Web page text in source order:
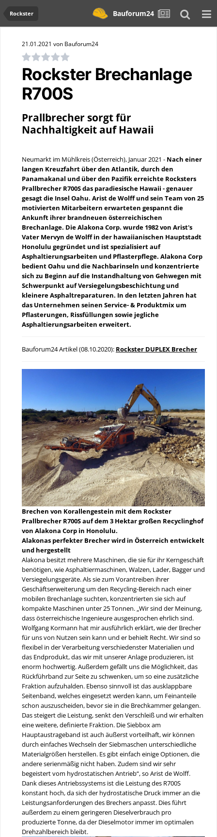
Rockster Bauforum24
21.01.2021 von Bauforum24
Rockster Brechanlage
R700S
Prallbrecher sorgt für
Nachhaltigkeit auf Hawaii
Neumarkt im Mühlkreis (Österreich), Januar 2021 - Nach einer
langen Kreuzfahrt über den Atlantik, durch den
Panamakanal und über den Pazifik erreichte Rocksters
Prallbrecher R700S das paradiesische Hawaii - genauer
gesagt die Insel Oahu. Arist de Wolff und sein Team von 25
motivierten Mitarbeitern erwarteten gespannt die
Ankunft ihrer brandneuen österreichischen
Brechanlage. Die Alakona Corp. wurde 1982 von Arist's
Vater Mervyn de Wolff in der hawaiianischen Hauptstadt
Honolulu gegründet und ist spezialisiert auf
Asphaltierungsarbeiten und Pflasterpflege. Alakona Corp
bedient Oahu und die Nachbarinseln und konzentrierte
sich zu Beginn auf die Instandhaltung von Gehwegen mit
Schwerpunkt auf Versiegelungsbeschichtung und
kleinere Asphaltreparaturen. In den letzten Jahren hat
das Unternehmen seinen Service- & Produktmix um
Pflasterungen, Rissfüllungen sowie jegliche
Asphaltierungsarbeiten erweitert.
Bauforum24 Artikel (08.10.2020): Rockster DUPLEX Brecher
Brechen von Korallengestein mit dem Rockster
Prallbrecher R700S auf dem 3 Hektar großen Recyclinghof
von Alakona Corp in Honolulu.
Alakonas perfekter Brecher wird in Österreich entwickelt
und hergestellt
Alakona besitzt mehrere Maschinen, die sie für ihr Kerngeschäft
benötigen, wie Asphaltiermaschinen, Walzen, Lader, Bagger und
Versiegelungsgeräte. Als sie zum Vorantreiben ihrer
Geschäftserweiterung um den Recycling-Bereich nach einer
mobilen Brechanlage suchten, konzentrierten sie sich auf
kompakte Maschinen unter 25 Tonnen. „Wir sind der Meinung,
dass österreichische Ingenieure ausgesprochen ehrlich sind.
Wolfgang Kormann hat mir ausführlich erklärt, wie der Brecher
für uns von Nutzen sein kann und er behielt Recht. Wir sind so
flexibel in der Verarbeitung verschiedenster Materialien und
das Endprodukt, das wir mit unserer Anlage produzieren, ist
enorm hochwertig. Außerdem gefällt uns die Möglichkeit, das
Rückführband zur Seite zu schwenken, um so eine zusätzliche
Fraktion aufzuhalden. Ebenso sinnvoll ist das ausklappbare
Seitenband, welches eingesetzt werden kann, um Feinanteile
schon auszuscheiden, bevor sie in die Brechkammer gelangen.
Das steigert die Leistung, senkt den Verschleiß und wir erhalten
eine weitere, definierte Fraktion. Die Siebbox am
Hauptaustrageband ist auch äußerst vorteilhaft, wir können
durch einfaches Wechseln der Siebmaschen unterschiedliche
Materialgrößen herstellen. Es gibt einfach einige Optionen, die
andere serienmäßig nicht haben. Zudem sind wir sehr
begeistert vom hydrostatischen Antrieb“, so Arist de Wolff.
Dank dieses Antriebssystems ist die Leistung des R700S
konstant hoch, da sich der hydrostatische Druck immer an die
Leistungsanforderungen des Brechers anpasst. Dies führt
außerdem zu einem geringeren Dieselverbrauch pro
produzierte Tonne, da der Dieselmotor immer im optimalen
Drehzahlbereich bleibt.